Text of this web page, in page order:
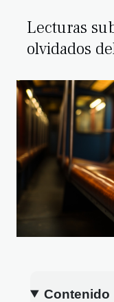
Lecturas
olvidados
Contenido